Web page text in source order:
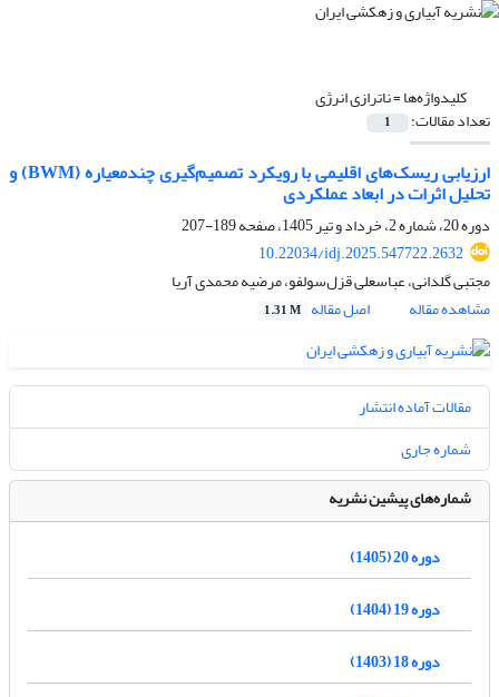
کلیدواژه‌ها =ناترازی انرژی
تعداد مقالات: 1
ارزیابی ریسک‌های اقلیمی با رویکرد تصمیم‌گیری چندمعیاره (BWM) و
تحلیل اثرات در ابعاد عملکردی
دوره 20، شماره 2، خرداد و تیر 1405، صفحه
189-207
10.22034/idj.2025.547722.2632
مجتبی گلدانی، عباسعلی قزل‌سولفو، مرضیه محمدی آریا
مشاهده مقاله
اصل مقاله 1.31 M
مقالات آماده انتشار
شماره جاری
شماره‌های پیشین نشریه
دوره 20 (1405)
دوره 19 (1404)
دوره 18 (1403)